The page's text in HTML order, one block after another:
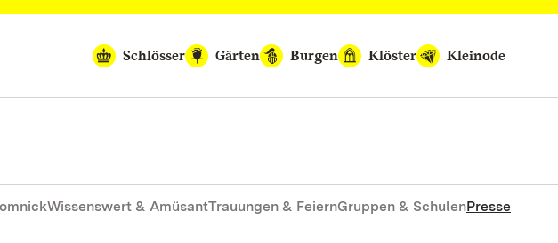
Schlösser
Gärten Burgen Klöster Kleinode
Wissenswert & AmüsantTrauungen & FeiernGruppen & SchulenPresse